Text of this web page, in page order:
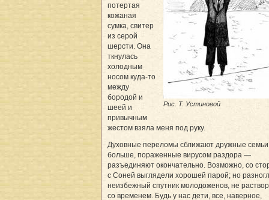
Рис. Т. Устиновой
потертая
кожаная
сумка, свитер
из серой
шерсти. Она
ткнулась
холодным
носом куда-то
между
бородой и
шеей и
привычным
жестом взяла меня под руку.
Духовные переломы сближают дружные
больше, пораженные вирусом раздора —
разъединяют окончательно. Возможно, со
с Соней выглядели хорошей парой; но
неизбежный спутник молодоженов, не
со временем. Будь у нас дети, все, наверное,